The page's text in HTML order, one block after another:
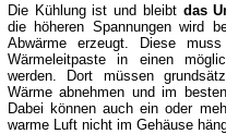
Die Kühlung ist und bleibt das
die höheren Spannungen wird
Abwärme erzeugt. Diese
Wärmeleitpaste in einen
werden. Dort müssen
Wärme abnehmen und im
Dabei können auch ein oder
warme Luft nicht im Gehäuse